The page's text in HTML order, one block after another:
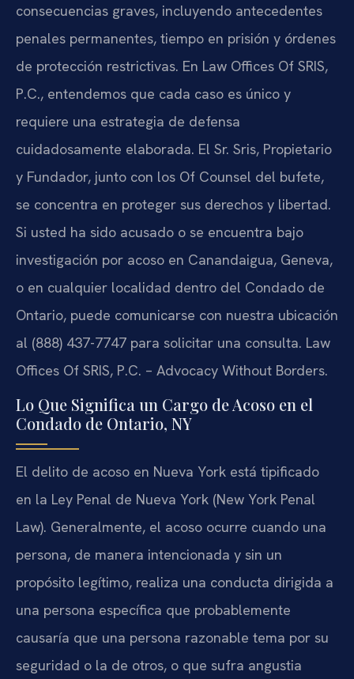
consecuencias graves, incluyendo antecedentes
penales permanentes, tiempo en prisión y órdenes
de protección restrictivas. En Law Offices Of SRIS,
P.C., entendemos que cada caso es único y
requiere una estrategia de defensa
cuidadosamente elaborada. El Sr. Sris, Propietario
y Fundador, junto con los Of Counsel del bufete,
se concentra en proteger sus derechos y libertad.
Si usted ha sido acusado o se encuentra bajo
investigación por acoso en Canandaigua, Geneva,
o en cualquier localidad dentro del Condado de
Ontario, puede comunicarse con nuestra ubicación
al (888) 437-7747 para solicitar una consulta. Law
Offices Of SRIS, P.C. – Advocacy Without Borders.
Lo Que Significa un Cargo de Acoso en el
Condado de Ontario, NY
El delito de acoso en Nueva York está tipificado
en la Ley Penal de Nueva York (New York Penal
Law). Generalmente, el acoso ocurre cuando una
persona, de manera intencionada y sin un
propósito legítimo, realiza una conducta dirigida a
una persona específica que probablemente
causaría que una persona razonable tema por su
seguridad o la de otros, o que sufra angustia